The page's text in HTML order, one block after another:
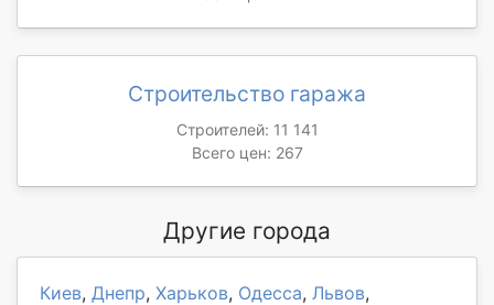
Строительство гаража
Строителей: 11 141
Всего цен: 267
Другие города
Киев, Днепр, Харьков, Одесса, Львов,